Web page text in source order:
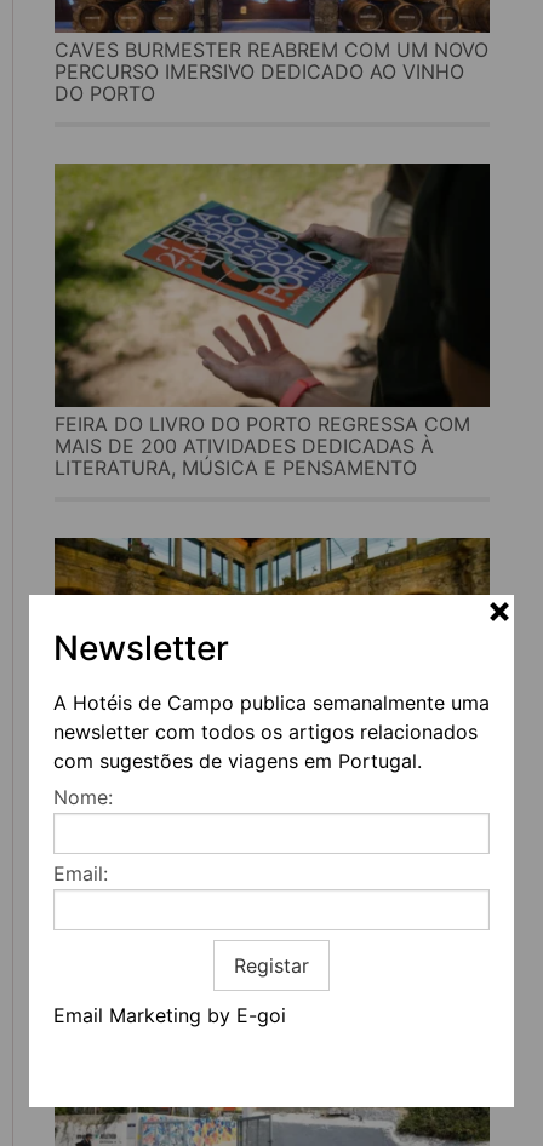
Newsletter
A Hotéis de Campo publica semanalmente uma
newsletter com todos os artigos relacionados
com sugestões de viagens em Portugal.
Nome:
Email:
Registar
Email Marketing by E-goi
CAVES BURMESTER REABREM COM UM NOVO
PERCURSO IMERSIVO DEDICADO AO VINHO
DO PORTO
FEIRA DO LIVRO DO PORTO REGRESSA COM
MAIS DE 200 ATIVIDADES DEDICADAS À
LITERATURA, MÚSICA E PENSAMENTO
UVVA REGRESSA A AMARANTE PARA
CELEBRAR O VINHO, A GASTRONOMIA E A